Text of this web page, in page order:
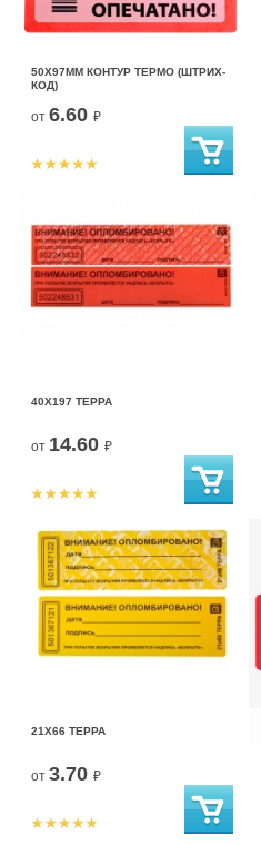
50Х97ММ КОНТУР ТЕРМО (ШТРИХ-
КОД)
от 6.60 ₽
40Х197 ТЕРРА
от 14.60 ₽
21Х66 ТЕРРА
от 3.70 ₽